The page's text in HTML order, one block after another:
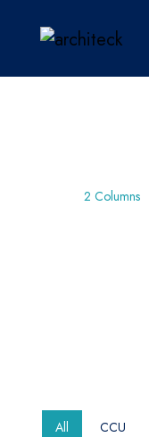
2 Columns
All CCU